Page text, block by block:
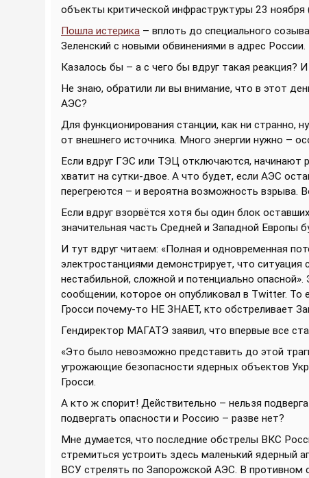
объекты критической инфраструктуры 23 ноября
Пошла истерика – вплоть до специального
Зеленский с новыми обвинениями в адрес России.
Казалось бы – а с чего бы вдруг такая реакция?
Не знаю, обратили ли вы внимание, что в этот
АЭС?
Для функционирования станции, как ни странно,
от внешнего источника. Много энергии нужно –
Если вдруг ГЭС или ТЭЦ отключаются, начинают
хватит на сутки-двое. А что будет, если АЭС
перегреются – и вероятна возможность взрыва.
Если вдруг взорвётся хотя бы один блок
значительная часть Средней и Западной Европы
И тут вдруг читаем: «Полная и одновременная
электростанциями демонстрирует, что ситуация
нестабильной, сложной и потенциально
сообщении, которое он опубликовал в Twitter. То
Гросси почему-то НЕ ЗНАЕТ, кто обстреливает
Гендиректор МАГАТЭ заявил, что впервые все
«Это было невозможно представить до этой
угрожающие безопасности ядерных объектов
Гросси.
А кто ж спорит! Действительно – нельзя
подвергать опасности и Россию – разве нет?
Мне думается, что последние обстрелы ВКС
стремиться устроить здесь маленький ядерный
ВСУ стрелять по Запорожской АЭС. В противном